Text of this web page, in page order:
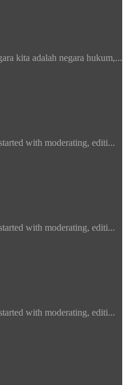
kita adalah negara hukum,...
with moderating, editi...
with moderating, editi...
with moderating, editi...